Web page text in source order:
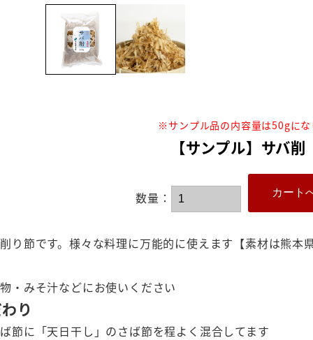
※サンプル品の内容量は50gにな
【サンプル】サバ
数量：
り節です。様々な料理に万能的に使えます【素材は熊本
・みそ汁などにお使いください
り
節に「天日干し」のさば節を程よく混合してます